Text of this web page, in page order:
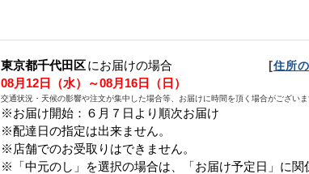
東京都千代田区にお届けの場合 [住所
08月12日（水）～08月16日（日）
交通状況・天候の影響や注文が集中した場合等、お届けに時間を頂く場合がございま
※お届け開始：６月７日より順次お届け
※配達日の指定は出来ません。
※店舗でのお受取りはできません。
※「中元のし」を選択の場合は、「お届け予定日」に関